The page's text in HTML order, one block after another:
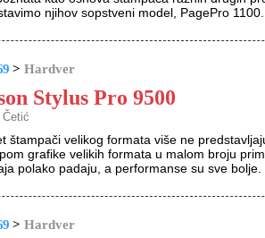
njihov sopstveni model, PagePro 1100.
> Hardver
Stylus Pro 9500
Četić
štampači velikog formata više ne
grafike velikih formata u malom broju
polako padaju, a performanse su sve
> Hardver